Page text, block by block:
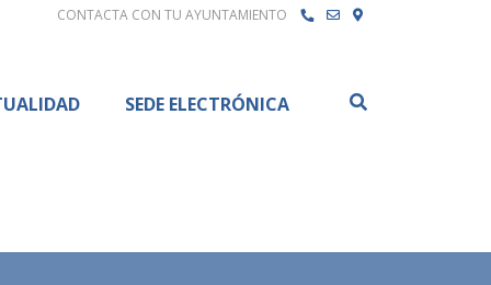
CONTACTA CON TU AYUNTAMIENTO
SEDE ELECTRÓNICA